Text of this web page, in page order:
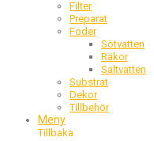
bättre på denna
för andra ändamål som
Filter
Preparat
Foder
Sötvatten
Räkor
Saltvatten
Substrat
Dekor
Tillbehör
Meny
Tillbaka